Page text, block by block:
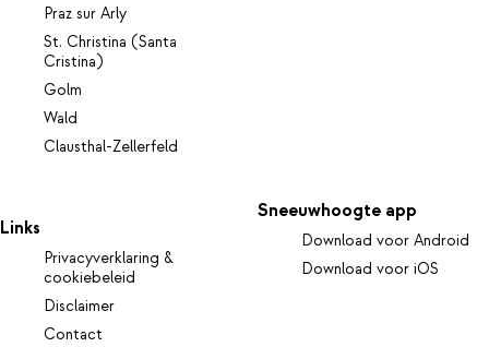
Praz sur Arly
St. Christina (Santa
Cristina)
Golm
Wald
Clausthal-Zellerfeld
Links
Privacyverklaring &
cookiebeleid
Disclaimer
Contact
Sneeuwhoogte app
Download voor Android
Download voor iOS